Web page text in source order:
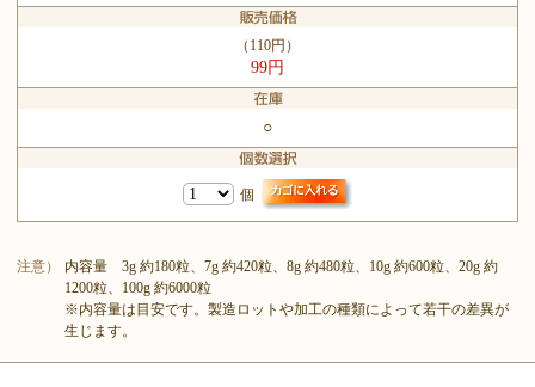
（110円）
99円
○
個
注意）
内容量 3g 約180粒、7g 約420粒、8g 約480粒、10g 約600粒、20g 約
1200粒、100g 約6000粒
※内容量は目安です。製造ロットや加工の種類によって若干の差異が
生じます。